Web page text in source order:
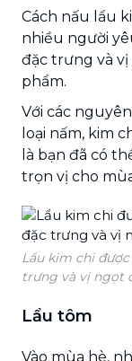
Cách nấu lẩu
nhiều người
đặc trưng và
phẩm.
Với các
loại nấm, kim
là bạn đã có
trọn vị cho
Lẩu kim chi
trưng và vị ngọt
Lẩu tôm
Vào mùa hè,